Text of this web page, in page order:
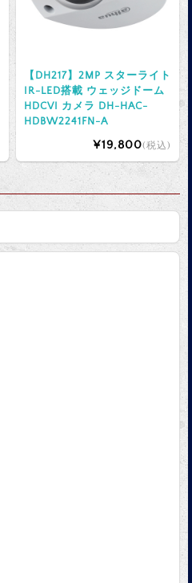
【DH217】2MP スターライト
IR-LED搭載 ウェッジドーム
HDCVI カメラ DH-HAC-
HDBW2241FN-A
¥19,800(税込)